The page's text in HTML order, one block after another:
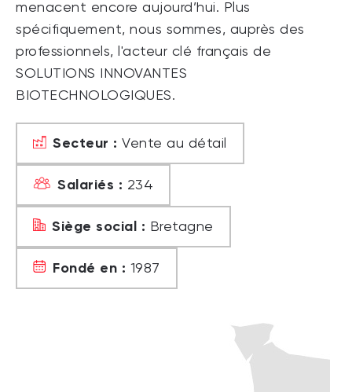
menacent encore aujourd’hui. Plus
spécifiquement, nous sommes, auprès des
professionnels, l'acteur clé français de
SOLUTIONS INNOVANTES
BIOTECHNOLOGIQUES.
Secteur : Vente au détail
Salariés : 234
Siège social : Bretagne
Fondé en : 1987